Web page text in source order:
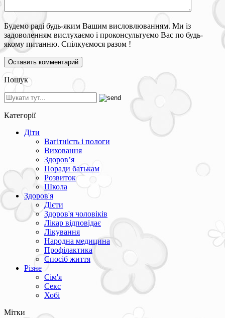
Будемо раді будь-яким Вашим висловлюванням. Ми із
задоволенням вислухаємо і проконсультуємо Вас по будь-
якому питанню. Спілкуємося разом !
Пошук
Категорії
Діти
Вагітність і пологи
Виховання
Здоров’я
Поради батькам
Розвиток
Школа
Здоров'я
Дієти
Здоров'я чоловіків
Лікар відповідає
Лікування
Народна медицина
Профілактика
Спосіб життя
Різне
Сім'я
Секс
Хобі
Мітки